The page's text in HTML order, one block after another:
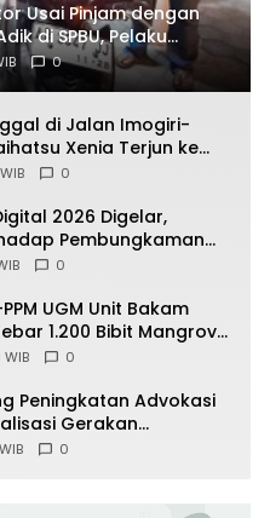
Usai Pinjam dengan
di SPBU, Pelaku
0
di Jalan Imogiri-
Xenia Terjun ke
0
2026 Digelar,
Pembungkaman
0
UGM Unit Bakam
1.200 Bibit Mangrove
0
Peningkatan Advokasi
Gerakan
PMII DIY
0